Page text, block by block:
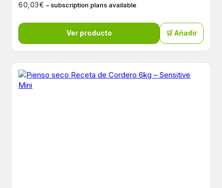
60,03€ – subscription plans available
Ver producto 🛒 Añadir